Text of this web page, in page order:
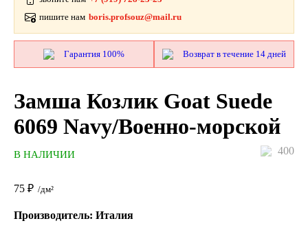
пишите нам boris.profsouz@mail.ru
Гарантия 100% Возврат в течение 14 дней
Замша Козлик Goat Suede
6069 Navy/Военно-морской
400
В НАЛИЧИИ
75 ₽ /дм²
Производитель: Италия